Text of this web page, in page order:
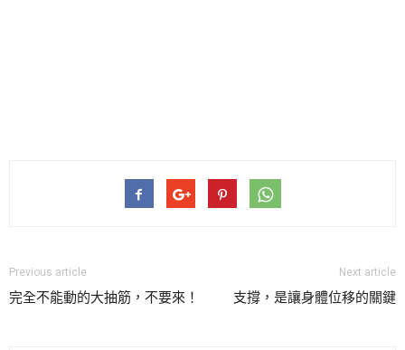
Previous article
完全不能動的大抽筋，不要來！
Next article
支撐，是讓身體位移的關鍵